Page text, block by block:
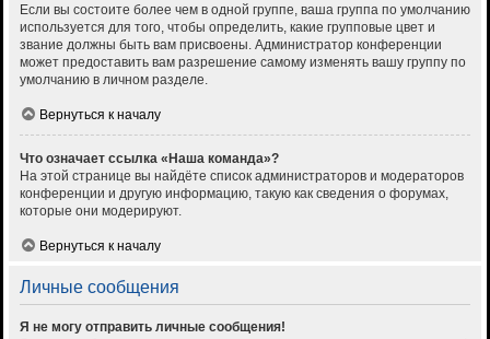
Если вы состоите более чем в одной группе, ваша группа по умолчанию
используется для того, чтобы определить, какие групповые цвет и
звание должны быть вам присвоены. Администратор конференции
может предоставить вам разрешение самому изменять вашу группу по
умолчанию в личном разделе.
Вернуться к началу
Что означает ссылка «Наша команда»?
На этой странице вы найдёте список администраторов и модераторов
конференции и другую информацию, такую как сведения о форумах,
которые они модерируют.
Вернуться к началу
Личные сообщения
Я не могу отправить личные сообщения!